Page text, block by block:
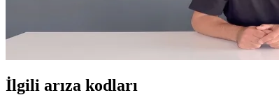
İlgili arıza kodları